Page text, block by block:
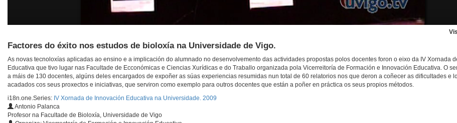
Factores do éxito nos estudos de bioloxía na Universidade de Vigo.
As novas tecnoloxías aplicadas ao ensino e a implicación do alumnado no desenvolvemento das actividades propostas polos docentes foron o eixo da IV Xornada
Educativa que tivo lugar nas Facultade de Ecconómicas e Ciencias Xurídicas e do Traballo organizada pola Vicerreitoría de Formación e Innovación Educativa. O
a máis de 130 docentes, algúns deles encargados de expoñer as súas experiencias resumidas nun total de 60 relatorios nos que deron a coñecer as dificultades e
acadados cos seus proxectos e iniciativas, que serviron como exemplo para outros docentes que están a poñer en práctica os seus propios métodos.
i18n.one.Series: IV Xornada de Innovación Educativa na Universidade. 2009
Antonio Palanca
Profesor na Facultade de Bioloxía, Universidade de Vigo